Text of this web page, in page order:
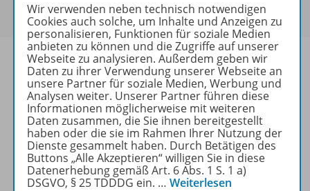
Kontoführung unterMeine Schulen.
Produktinformationen
Beschreibung
Wir verwenden neben technisch notwendigen
Cookies auch solche, um Inhalte und Anzeigen zu
personalisieren, Funktionen für soziale Medien
anbieten zu können und die Zugriffe auf unserer
Webseite zu analysieren. Außerdem geben wir
Daten zu ihrer Verwendung unserer Webseite an
unsere Partner für soziale Medien, Werbung und
Analysen weiter. Unserer Partner führen diese
Informationen möglicherweise mit weiteren
Daten zusammen, die Sie ihnen bereitgestellt
haben oder die sie im Rahmen Ihrer Nutzung der
Dienste gesammelt haben. Durch Betätigen des
Buttons „Alle Akzeptieren“ willigen Sie in diese
Datenerhebung gemäß Art. 6 Abs. 1 S. 1 a)
DSGVO, § 25 TDDDG ein. … Weiterlesen